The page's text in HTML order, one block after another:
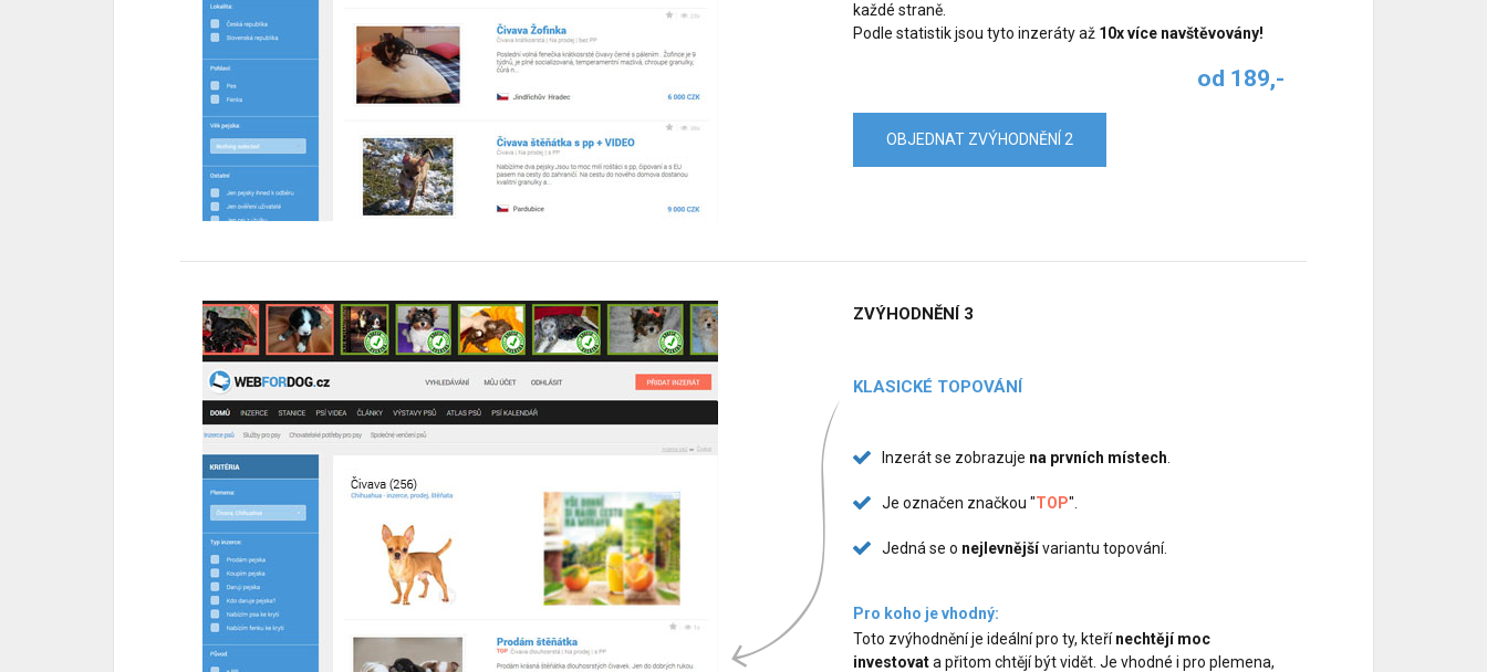
každé straně.
Podle statistik jsou tyto inzeráty až 10x více navštěvovány!
od 189,-
OBJEDNAT ZVÝHODNĚNÍ 2
ZVÝHODNĚNÍ 3
KLASICKÉ TOPOVÁNÍ
Inzerát se zobrazuje na prvních místech
Je označen značkou "TOP".
Jedná se o nejlevnějšívariantu topování.
Pro koho je vhodný:
Toto zvýhodnění je ideální pro ty, kteřínechtějí moc
investovata přitom chtějí být vidět. Je vhodné i pro plemena,